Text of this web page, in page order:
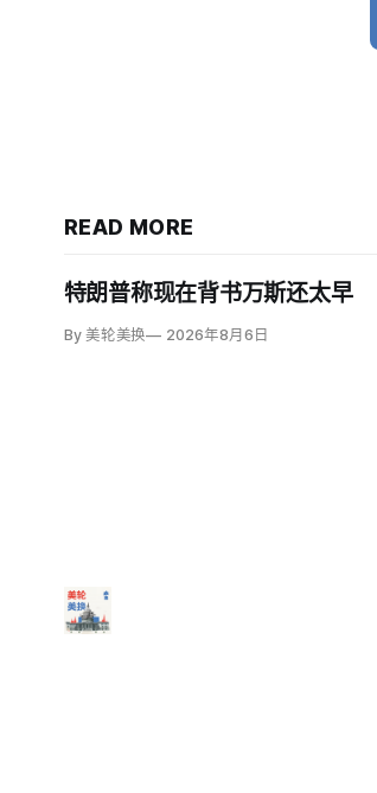
READ MORE
特朗普称现在背书万斯还太早
By 美轮美换 2026年8月6日